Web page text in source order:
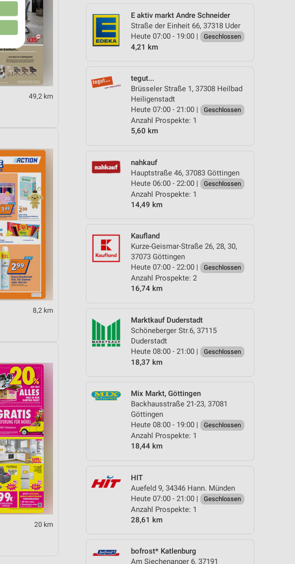
E aktiv markt Andre Schneider
Straße der Einheit 66, 37318 Uder
Heute 07:00 - 19:00 |
Geschlossen
4,21 km
tegut...
Brüsseler Straße 1, 37308 Heilbad
Heiligenstadt
Heute 07:00 - 21:00 |
Geschlossen
Anzahl Prospekte: 1
5,60 km
nahkauf
Hauptstraße 46, 37083 Göttingen
Heute 06:00 - 22:00 |
Geschlossen
Anzahl Prospekte: 1
14,49 km
Kaufland
Kurze-Geismar-Straße 26, 28, 30,
37073 Göttingen
Heute 07:00 - 22:00 |
Geschlossen
Anzahl Prospekte: 2
16,74 km
Marktkauf Duderstadt
Schöneberger Str.6, 37115
Duderstadt
Heute 08:00 - 21:00 |
Geschlossen
18,37 km
Mix Markt, Göttingen
Backhausstraße 21-23, 37081
Göttingen
Heute 08:00 - 19:00 |
Geschlossen
Anzahl Prospekte: 1
18,44 km
HIT
Auefeld 9, 34346 Hann. Münden
Heute 07:00 - 21:00 |
Geschlossen
Anzahl Prospekte: 1
28,61 km
bofrost* Katlenburg
Am Siechenanger 6, 37191
49,2 km
8,2 km
20 km